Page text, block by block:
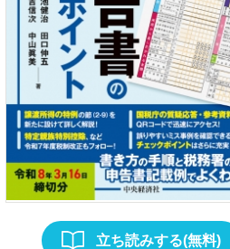
立ち読みする(無料)